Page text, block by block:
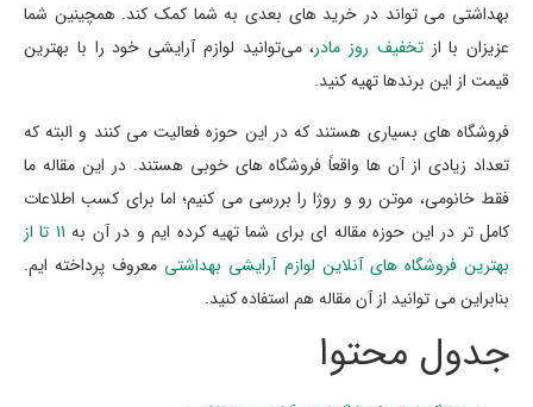
بهداشتی می تواند در خرید های بعدی به شما کمک کند. همچینین شما
عزیزان با ازتخفیف روز مادر، می‌توانید لوازم آرایشی خود را با بهترین
قیمت از این برندها تهیه کنید.
فروشگاه های بسیاری هستند که در این حوزه فعالیت می کنند و البته که
تعداد زیادی از آن ها واقعاً فروشگاه های خوبی هستند. در این مقاله ما
فقط خانومی، موتن رو و روژا را بررسی می کنیم؛ اما برای کسب اطلاعات
کامل تر در این حوزه مقاله ای برای شما تهیه کرده ایم و در آن به
11 تا از
بهترین فروشگاه های آنلاین لوازم آرایشی بهداشتی معروف پرداخته ایم.
بنابراین می توانید از آن مقاله هم استفاده کنید.
جدول محتوا